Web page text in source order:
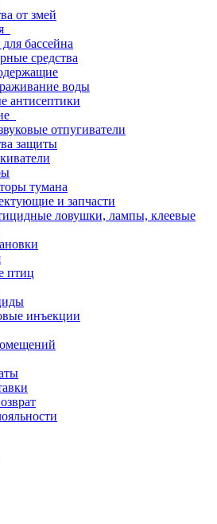
от змей
бассейна
средства
воды
антисептики
отпугиватели
защиты
тумана
и запчасти
ловушки, лампы, клеевые
птиц
инъекции